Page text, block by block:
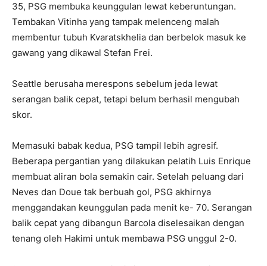
35, PSG membuka keunggulan lewat keberuntungan.
Tembakan Vitinha yang tampak melenceng malah
membentur tubuh Kvaratskhelia dan berbelok masuk ke
gawang yang dikawal Stefan Frei.
Seattle berusaha merespons sebelum jeda lewat
serangan balik cepat, tetapi belum berhasil mengubah
skor.
Memasuki babak kedua, PSG tampil lebih agresif.
Beberapa pergantian yang dilakukan pelatih Luis Enrique
membuat aliran bola semakin cair. Setelah peluang dari
Neves dan Doue tak berbuah gol, PSG akhirnya
menggandakan keunggulan pada menit ke- 70. Serangan
balik cepat yang dibangun Barcola diselesaikan dengan
tenang oleh Hakimi untuk membawa PSG unggul 2-0.